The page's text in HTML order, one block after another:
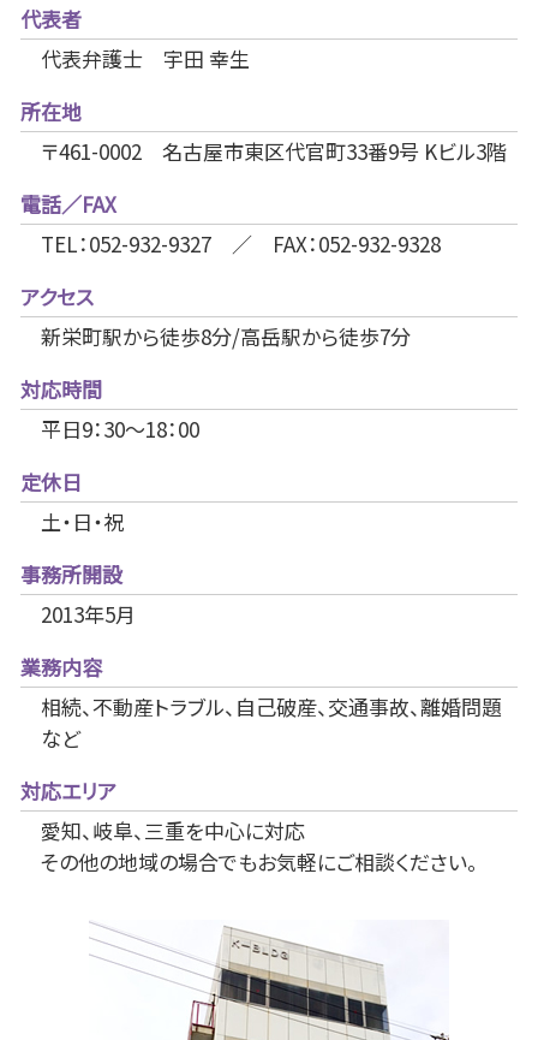
代表者
代表弁護士 宇田 幸生
所在地
〒461-0002 名古屋市東区代官町33番9号 Kビル3階
電話／FAX
TEL：052-932-9327 ／ FAX：052-932-9328
アクセス
新栄町駅から徒歩8分/高岳駅から徒歩7分
対応時間
平日9：30～18：00
定休日
土・日・祝
事務所開設
2013年5月
業務内容
相続、不動産トラブル、自己破産、交通事故、離婚問題
など
対応エリア
愛知、岐阜、三重を中心に対応
その他の地域の場合でもお気軽にご相談ください。